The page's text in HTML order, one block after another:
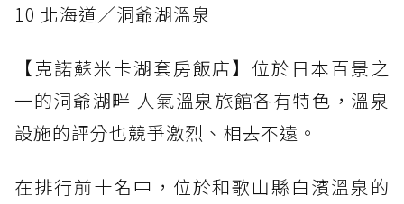
10 北海道／洞爺湖溫泉
【克諾蘇米卡湖套房飯店】位於日本百景之
一的洞爺湖畔 人氣溫泉旅館各有特色，溫泉
設施的評分也競爭激烈、相去不遠。
在排行前十名中，位於和歌山縣白濱溫泉的